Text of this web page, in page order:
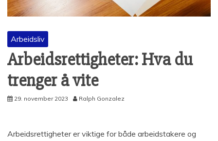
Arbeidsliv
Arbeidsrettigheter: Hva du
trenger å vite
29. november 2023 Ralph Gonzalez
Arbeidsrettigheter er viktige for både arbeidstakere og